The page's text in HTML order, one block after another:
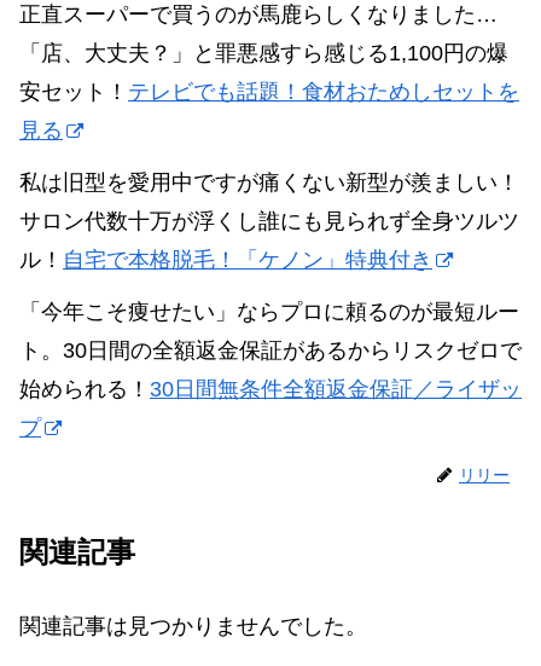
正直スーパーで買うのが馬鹿らしくなりました…
「店、大丈夫？」と罪悪感すら感じる1,100円の爆
安セット！ テレビでも話題！食材おためしセットを
見る
私は旧型を愛用中ですが痛くない新型が羨ましい！
サロン代数十万が浮くし誰にも見られず全身ツルツ
ル！ 自宅で本格脱毛！「ケノン」特典付き
「今年こそ痩せたい」ならプロに頼るのが最短ルー
ト。30日間の全額返金保証があるからリスクゼロで
始められる！ 30日間無条件全額返金保証／ライザッ
プ
リリー
関連記事
関連記事は見つかりませんでした。